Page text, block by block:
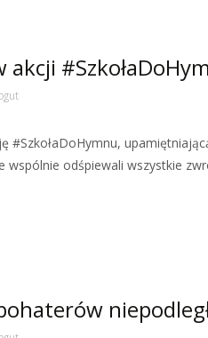
akcji
#SzkołaDoHymnu,
odśpiewali wszystkie